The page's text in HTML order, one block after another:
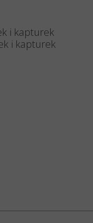
i kapturek
i kapturek